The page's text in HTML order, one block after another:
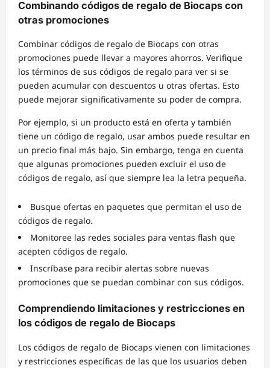
Combinando códigos de regalo de Biocaps con
otras promociones
Combinar códigos de regalo de Biocaps con otras
promociones puede llevar a mayores ahorros. Verifique
los términos de sus códigos de regalo para ver si se
pueden acumular con descuentos u otras ofertas. Esto
puede mejorar significativamente su poder de compra.
Por ejemplo, si un producto está en oferta y también
tiene un código de regalo, usar ambos puede resultar en
un precio final más bajo. Sin embargo, tenga en cuenta
que algunas promociones pueden excluir el uso de
códigos de regalo, así que siempre lea la letra pequeña.
Busque ofertas en paquetes que permitan el uso de
códigos de regalo.
Monitoree las redes sociales para ventas flash que
acepten códigos de regalo.
Inscríbase para recibir alertas sobre nuevas
promociones que se puedan combinar con sus códigos.
Comprendiendo limitaciones y restricciones en
los códigos de regalo de Biocaps
Los códigos de regalo de Biocaps vienen con limitaciones
y restricciones específicas de las que los usuarios deben